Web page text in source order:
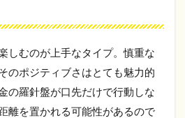
しむのが上手なタイプ。慎重な
のポジティブさはとても魅力的
の羅針盤が口先だけで行動しな
離を置かれる可能性があるので